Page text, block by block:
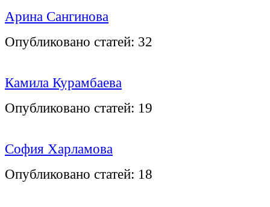
Арина Сангинова
Опубликовано статей: 32
Камила Курамбаева
Опубликовано статей: 19
София Харламова
Опубликовано статей: 18